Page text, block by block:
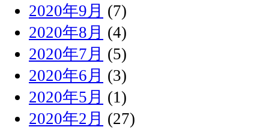
2020年9月 (7)
2020年8月 (4)
2020年7月 (5)
2020年6月 (3)
2020年5月 (1)
2020年2月 (27)